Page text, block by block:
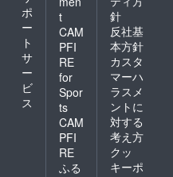
ポ
ー
ト
サ
ー
ビ
ス
t
CAM
PFI
RE
for
Spor
ts
CAM
PFI
RE
ふる
針
反社基
本方針
カスタ
マーハ
ラスメ
ントに
対する
考え方
クッ
キーポ